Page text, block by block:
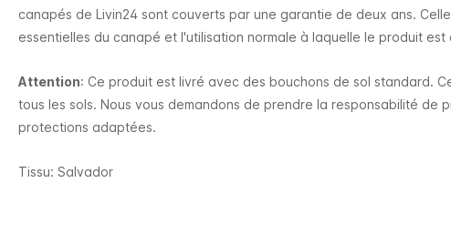
canapés de Livin24 sont couverts par une garantie de deux ans.
essentielles du canapé et l'utilisation normale à laquelle le produit est
Attention: Ce produit est livré avec des bouchons de sol standard.
tous les sols. Nous vous demandons de prendre la responsabilité de
protections adaptées.
Tissu: Salvador